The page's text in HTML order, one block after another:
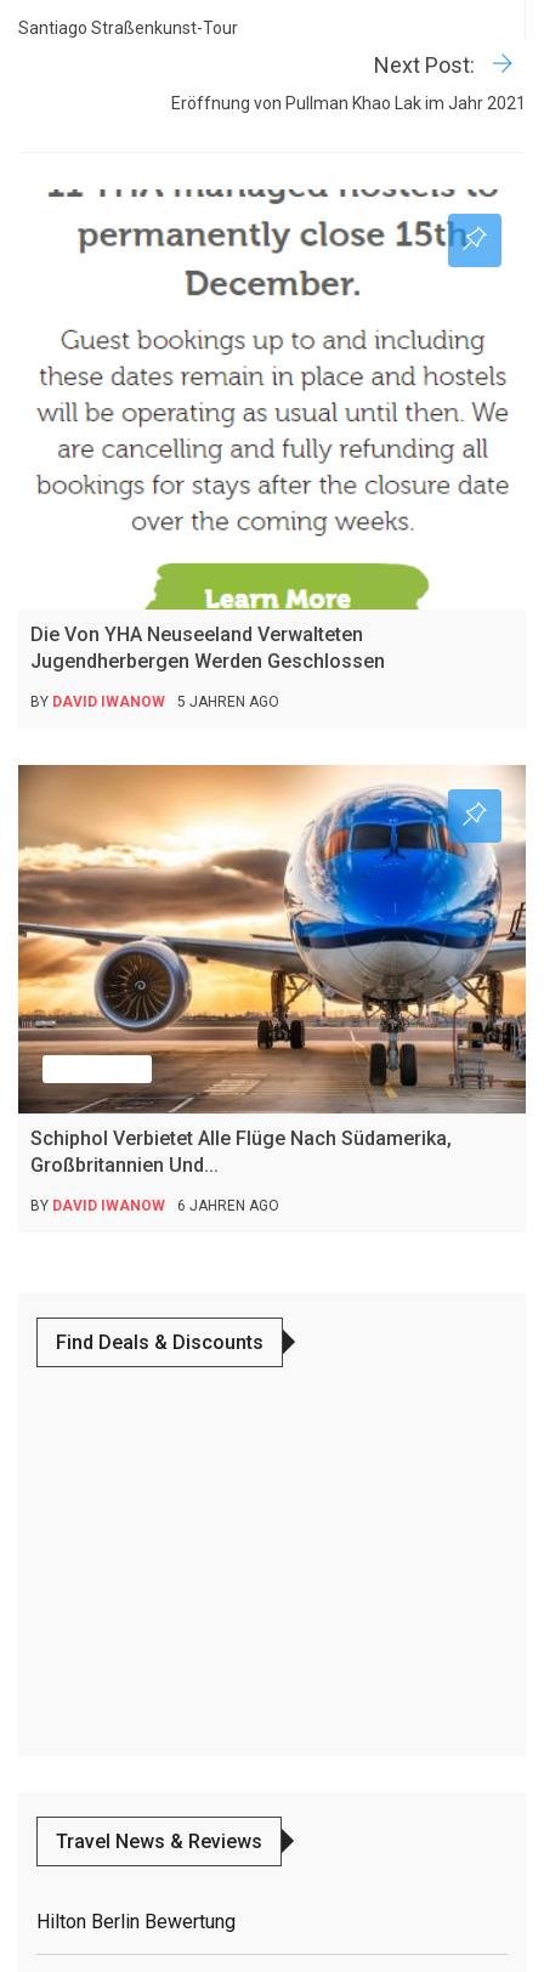
Santiago Straßenkunst-Tour
Next Post:
Eröffnung von Pullman Khao Lak im Jahr 2021
Die Von YHA Neuseeland Verwalteten
Jugendherbergen Werden Geschlossen
BY DAVID IWANOW 5 JAHREN AGO
Schiphol Verbietet Alle Flüge Nach Südamerika,
Großbritannien Und...
BY DAVID IWANOW 6 JAHREN AGO
Find Deals & Discounts
Travel News & Reviews
Hilton Berlin Bewertung